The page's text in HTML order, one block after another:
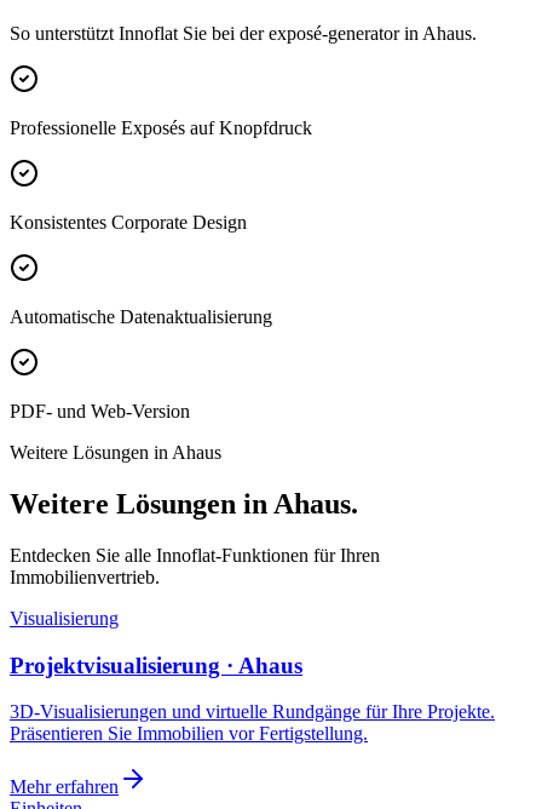
So unterstützt Innoflat Sie bei der exposé-generator in Ahaus.
Professionelle Exposés auf Knopfdruck
Konsistentes Corporate Design
Automatische Datenaktualisierung
PDF- und Web-Version
Weitere Lösungen in Ahaus
Weitere Lösungen in Ahaus.
Entdecken Sie alle Innoflat-Funktionen für Ihren
Immobilienvertrieb.
Visualisierung
Projektvisualisierung · Ahaus
3D-Visualisierungen und virtuelle Rundgänge für Ihre Projekte.
Präsentieren Sie Immobilien vor Fertigstellung.
Mehr erfahren